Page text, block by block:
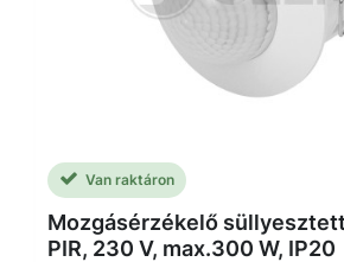
Van raktáron
Mozgásérzékelő
PIR, 230 V, max.300 W, IP20